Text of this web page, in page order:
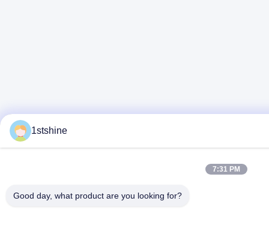
1stshine
7:31 PM
Good day, what product are you looking for?